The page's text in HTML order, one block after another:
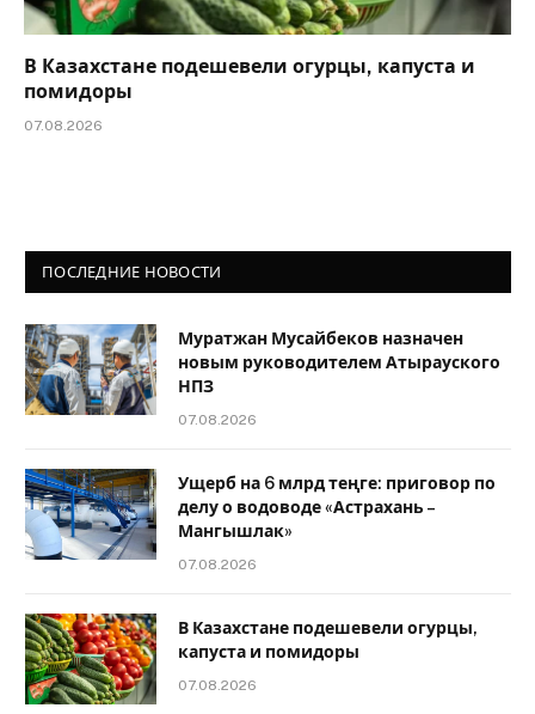
В Казахстане подешевели огурцы, капуста и
помидоры
07.08.2026
ПОСЛЕДНИЕ НОВОСТИ
Муратжан Мусайбеков назначен
новым руководителем Атырауского
НПЗ
07.08.2026
Ущерб на 6 млрд теңге: приговор по
делу о водоводе «Астрахань –
Мангышлак»
07.08.2026
В Казахстане подешевели огурцы,
капуста и помидоры
07.08.2026